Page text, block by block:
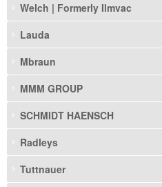
Welch | Formerly Ilmvac
Lauda
Mbraun
MMM GROUP
SCHMIDT HAENSCH
Radleys
Tuttnauer